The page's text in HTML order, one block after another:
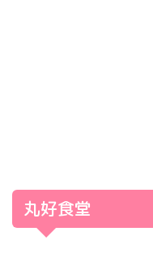
丸好食堂